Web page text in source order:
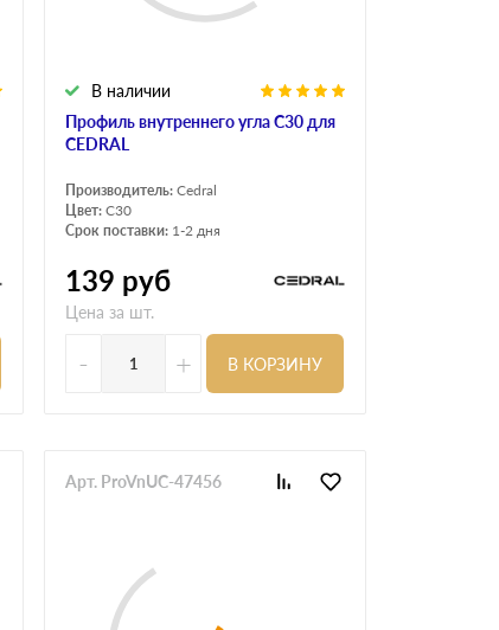
Профиль внутреннего угла С30 для
CEDRAL
В наличии
Производитель: Cedral
Цвет: C30
Срок поставки: 1-2 дня
139 руб
Цена за шт.
- + В КОРЗИНУ
Арт. ProVnUC-47456